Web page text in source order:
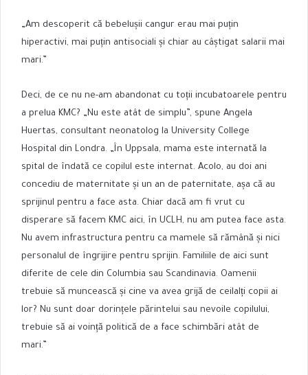
„Am descoperit că bebelușii cangur erau mai puțin
hiperactivi, mai puțin antisociali și chiar au câștigat salarii mai
mari.”
Deci, de ce nu ne-am abandonat cu toții incubatoarele pentru
a prelua KMC? „Nu este atât de simplu”, spune Angela
Huertas, consultant neonatolog la University College
Hospital din Londra. „În Uppsala, mama este internată la
spital de îndată ce copilul este internat. Acolo, au doi ani
concediu de maternitate și un an de paternitate, așa că au
sprijinul pentru a face asta. Chiar dacă am fi vrut cu
disperare să facem KMC aici, în UCLH, nu am putea face asta.
Nu avem infrastructura pentru ca mamele să rămână și nici
personalul de îngrijire pentru sprijin. Familiile de aici sunt
diferite de cele din Columbia sau Scandinavia. Oamenii
trebuie să muncească și cine va avea grijă de ceilalți copii ai
lor? Nu sunt doar dorințele părintelui sau nevoile copilului,
trebuie să ai voință politică de a face schimbări atât de
mari.”